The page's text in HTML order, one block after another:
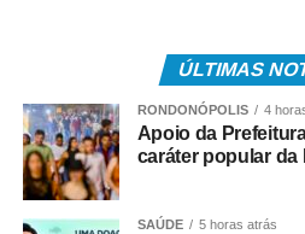
vitória, a trajetória do Flor
cenário global.
COMENTE ABAIXO:
ÚLTIMAS
RONDONÓPOLIS 4
Apoio da
caráter popular da
SAÚDE 5 horas atrás